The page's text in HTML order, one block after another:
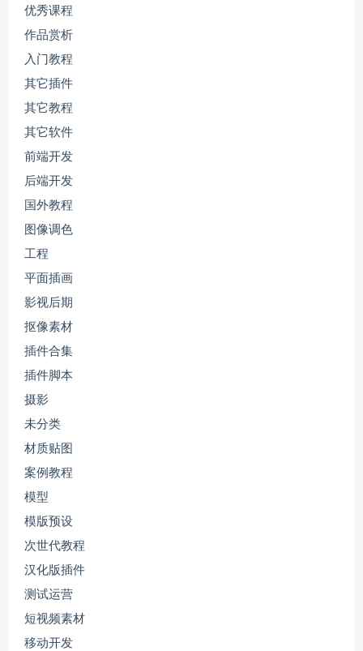
优秀课程
作品赏析
入门教程
其它插件
其它教程
其它软件
前端开发
后端开发
国外教程
图像调色
工程
平面插画
影视后期
抠像素材
插件合集
插件脚本
摄影
未分类
材质贴图
案例教程
模型
模版预设
次世代教程
汉化版插件
测试运营
短视频素材
移动开发